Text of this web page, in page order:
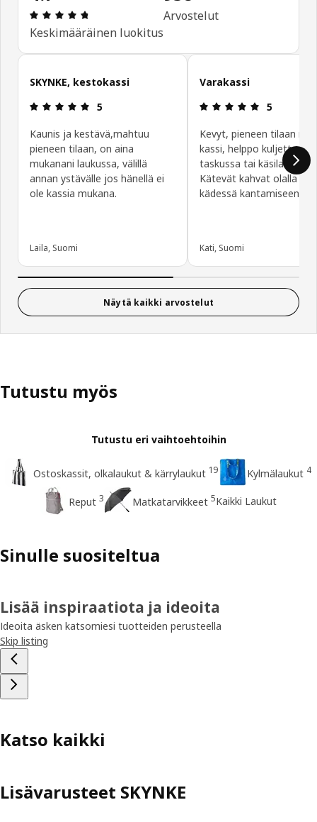
: 4.7 / 5 tähteä. Arvostelut yhteensä: 958
Keskimääräinen luokitus
Arvostelut
Ohita asiakasarvostelut
SKYNKE, kestokassi
: 5 / 5 tähteä.
5
Kaunis ja kestävä,mahtuu
pieneen tilaan, on aina
mukanani laukussa, välillä
annan ystävälle jos hänellä ei
ole kassia mukana.
Laila, Suomi
Varakassi
: 5 / 5
5
Kevyt, pieneen tilaan
kassi, helppo kuljettaa
taskussa tai käsilaukussa.
Kätevät kahvat olalla tai
kädessä kantamiseen.
Kati, Suomi
Näytä kaikki arvostelut
Tutustu myös
Tutustu eri vaihtoehtoihin
Ostoskassit, olkalaukut & kärrylaukut 19 Kylmälaukut 4
Reput 3 Matkatarvikkeet 5Kaikki Laukut
Sinulle suositeltua
Lisää inspiraatiota ja ideoita
Ideoita äsken katsomiesi tuotteiden perusteella
Skip listing
Katso kaikki
Lisävarusteet SKYNKE